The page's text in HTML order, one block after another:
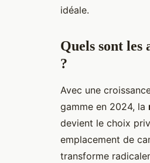
idéale.
Quels sont les
?
Avec une
gamme en 2024, la
devient le choix
emplacement de
transforme